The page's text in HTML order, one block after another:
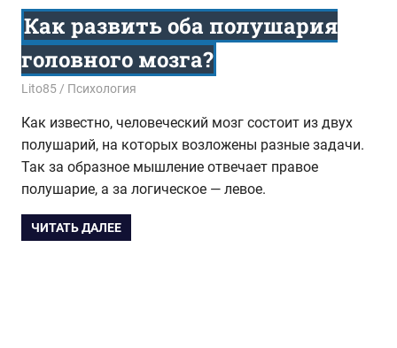
Как развить оба полушария
головного мозга?
14.09.2017
Lito85 Психология
Как известно, человеческий мозг состоит из двух
полушарий, на которых возложены разные задачи.
Так за образное мышление отвечает правое
полушарие, а за логическое — левое.
ЧИТАТЬ ДАЛЕЕ